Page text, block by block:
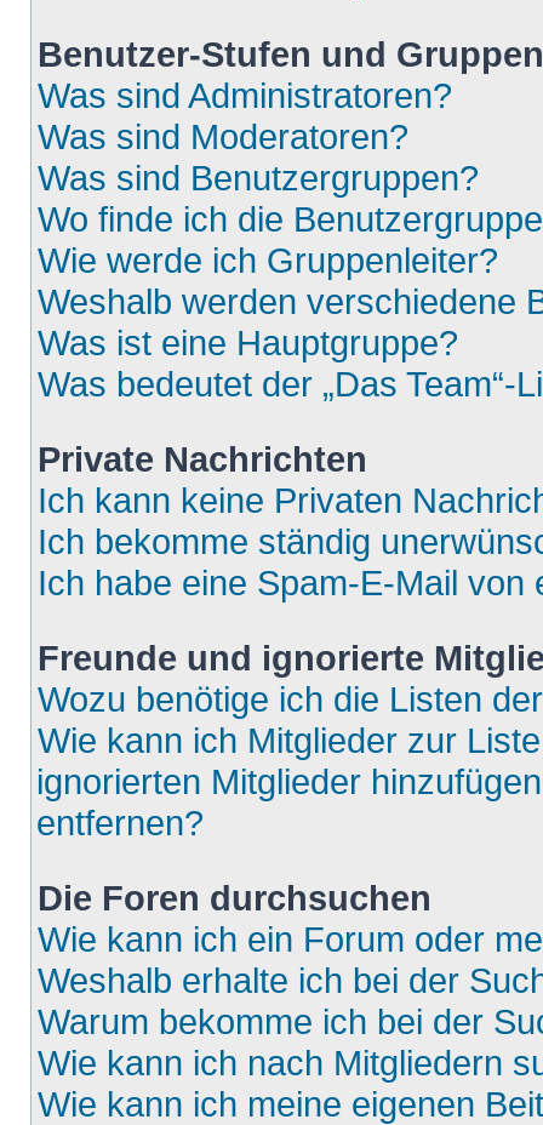
Benutzer-Stufen und Gruppen
Was sind Administratoren?
Was sind Moderatoren?
Was sind Benutzergruppen?
Wo finde ich die
Wie werde ich Gruppenleiter?
Weshalb werden verschiedene
Was ist eine Hauptgruppe?
Was bedeutet der „Das Team“-
Private Nachrichten
Ich kann keine Privaten
Ich bekomme ständig
Ich habe eine Spam-E-Mail
Freunde und ignorierte
Wozu benötige ich die Listen
Wie kann ich Mitglieder zur
ignorierten Mitglieder
entfernen?
Die Foren durchsuchen
Wie kann ich ein Forum oder
Weshalb erhalte ich bei der
Warum bekomme ich bei der
Wie kann ich nach Mitgliedern
Wie kann ich meine eigenen